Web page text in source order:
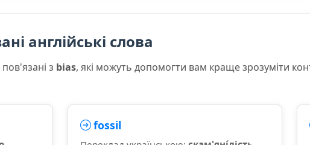
англійські слова
з bias, які можуть допомогти вам краще зрозуміти
fossil